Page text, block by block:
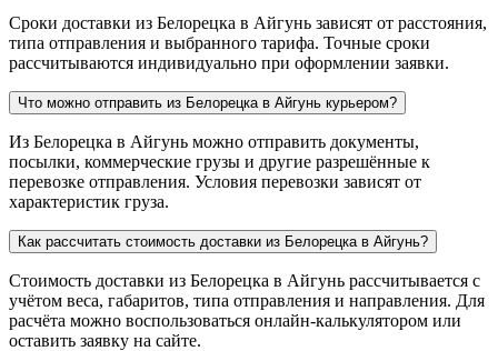
Сроки доставки из Белорецка в Айгунь зависят от расстояния,
типа отправления и выбранного тарифа. Точные сроки
рассчитываются индивидуально при оформлении заявки.
Что можно отправить из Белорецка в Айгунь курьером?
Из Белорецка в Айгунь можно отправить документы,
посылки, коммерческие грузы и другие разрешённые к
перевозке отправления. Условия перевозки зависят от
характеристик груза.
Как рассчитать стоимость доставки из Белорецка в Айгунь?
Стоимость доставки из Белорецка в Айгунь рассчитывается с
учётом веса, габаритов, типа отправления и направления. Для
расчёта можно воспользоваться онлайн-калькулятором или
оставить заявку на сайте.